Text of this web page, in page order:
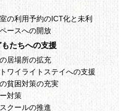
の利用予約のICT化と未利
ースへの開放
たちへの支援
居場所の拡充
ワイライトステイへの支援
貧困対策の充実
対策
クールの推進